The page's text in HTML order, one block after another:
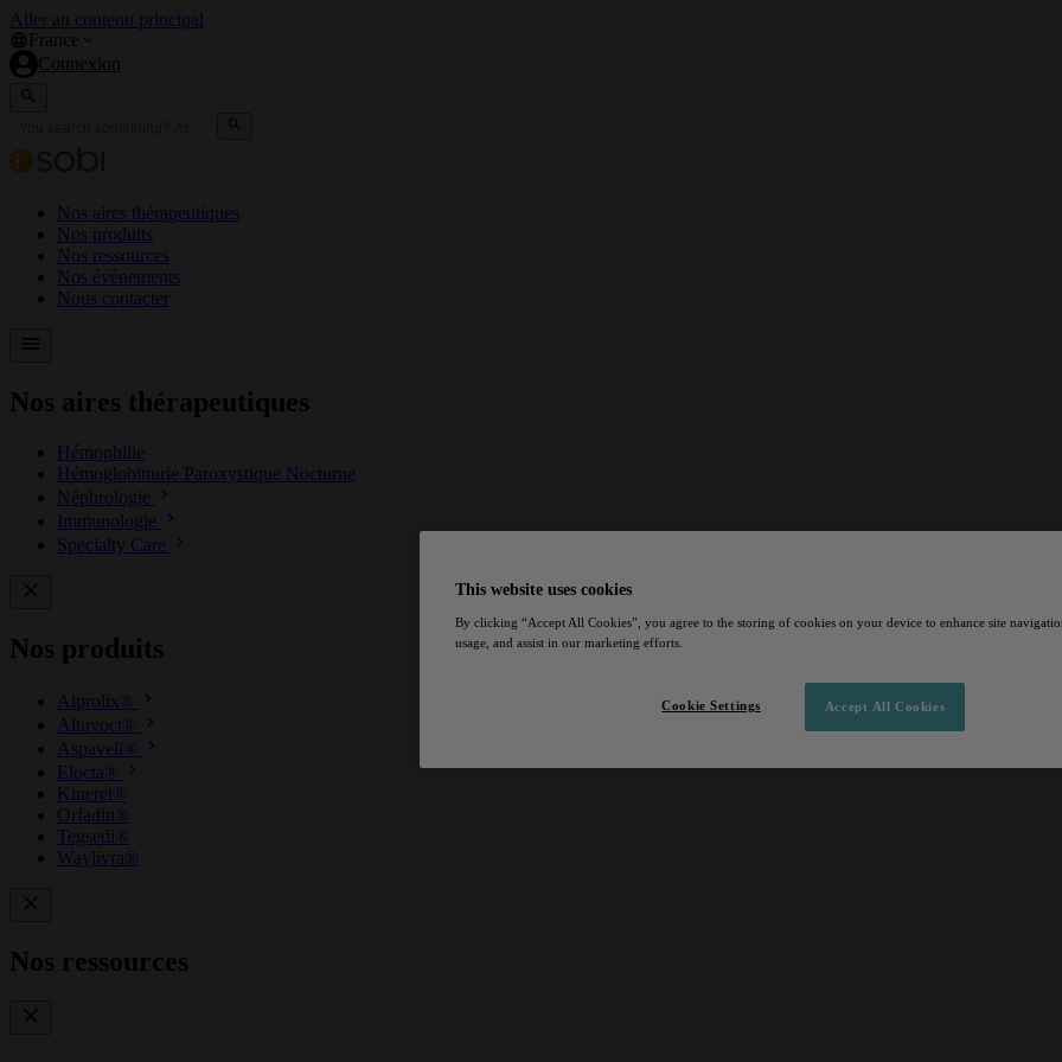
Aller au contenu principal
France
Connexion
Nos aires thérapeutiques
Nos produits
Nos ressources
Nos évènements
Nous contacter
Nos aires thérapeutiques
Hémophilie
Hémoglobinurie Paroxystique Nocturne
Néphrologie
Immunologie
Specialty Care
Nos produits
Alprolix®
Altuvoct®
Aspaveli®
Elocta®
Kineret®
Orfadin®
Tegsedi®
Waylivra®
Nos ressources
This website uses cookies
By clicking “Accept All Cookies”, you agree to the storing of cookies on your device to enhance site
usage, and assist in our marketing efforts.
Accept All Cookies
Cookie Settings